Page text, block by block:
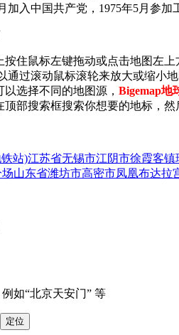
加入中国共产党，1975年5月参
住鼠标左键拖动或点击地图左上
通过滚动鼠标滚轮来放大或缩小
选择不同的地图源， Bigemap地
顶部搜索框搜索你想要的地标，然
站)江苏省无锡市江阴市徐霞客镇
山东省潍坊市高密市凤凰布达拉
如“北京天安门” 等
定位